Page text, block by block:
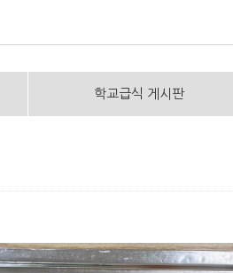
학교급식 게시판